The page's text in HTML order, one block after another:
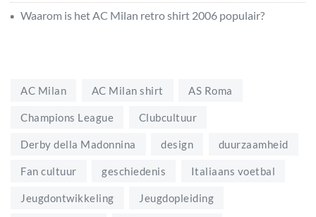
Waarom is het AC Milan retro shirt 2006 populair?
AC Milan AC Milan shirt AS Roma
Champions League Clubcultuur
Derby della Madonnina design duurzaamheid
Fan cultuur geschiedenis Italiaans voetbal
Jeugdontwikkeling Jeugdopleiding